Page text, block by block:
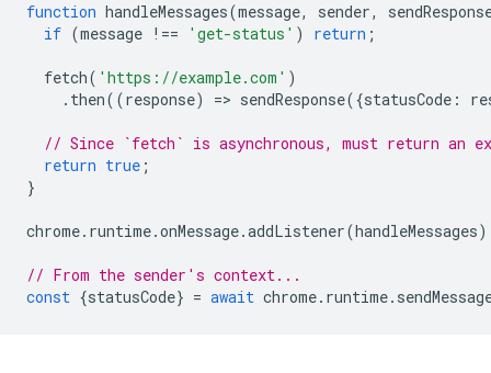
function handleMessages(message, sender,
if (message !== 'get-status' ) return ;
fetch( 'https://example.com' )
. then((response) => sendResponse({statusCode :
// Since `fetch` is asynchronous, must return an
return true ;
}
chrome. runtime.onMessage.addListener(handleMessages
// From the sender's context...
const {statusCode} = await chrome. runtime.